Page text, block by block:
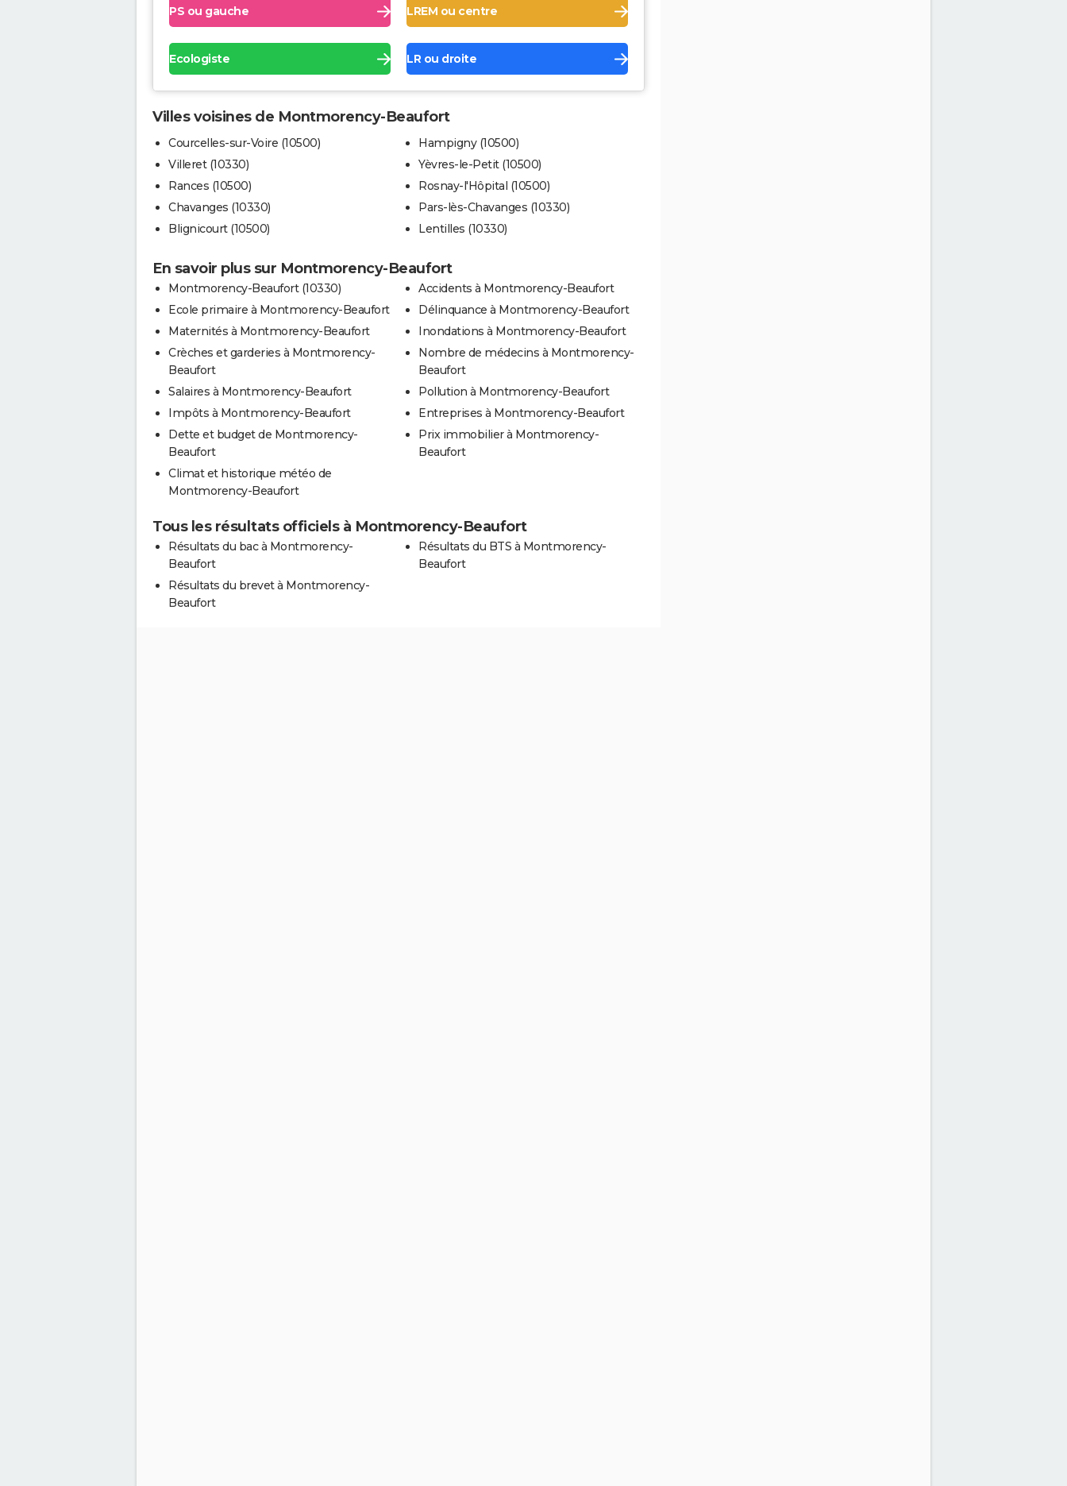
PS ou gauche LREM ou centre
Ecologiste LR ou droite
Villes voisines de Montmorency-Beaufort
Courcelles-sur-Voire (10500)
Villeret (10330)
Rances (10500)
Chavanges (10330)
Blignicourt (10500)
Hampigny (10500)
Yèvres-le-Petit (10500)
Rosnay-l'Hôpital (10500)
Pars-lès-Chavanges (10330)
Lentilles (10330)
En savoir plus sur Montmorency-Beaufort
Montmorency-Beaufort (10330)
Ecole primaire à Montmorency-Beaufort
Maternités à Montmorency-Beaufort
Crèches et garderies à Montmorency-
Beaufort
Salaires à Montmorency-Beaufort
Impôts à Montmorency-Beaufort
Dette et budget de Montmorency-
Beaufort
Climat et historique météo de
Montmorency-Beaufort
Accidents à Montmorency-Beaufort
Délinquance à Montmorency-Beaufort
Inondations à Montmorency-Beaufort
Nombre de médecins à Montmorency-
Beaufort
Pollution à Montmorency-Beaufort
Entreprises à Montmorency-Beaufort
Prix immobilier à Montmorency-
Beaufort
Tous les résultats officiels à Montmorency-Beaufort
Résultats du bac à Montmorency-
Beaufort
Résultats du brevet à Montmorency-
Beaufort
Résultats du BTS à Montmorency-
Beaufort